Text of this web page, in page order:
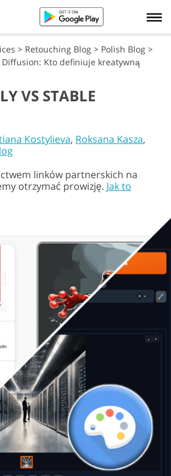
> Retouching Blog > Polish Blog >
Diffusion: Kto definiuje kreatywną
VS STABLE
Kostylieva, Roksana Kasza,
linków partnerskich na
otrzymać prowizję. Jak to